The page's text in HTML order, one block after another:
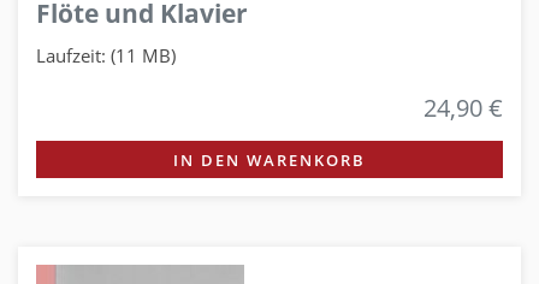
Flöte und Klavier
Laufzeit: (11 MB)
24,90 €
IN DEN WARENKORB